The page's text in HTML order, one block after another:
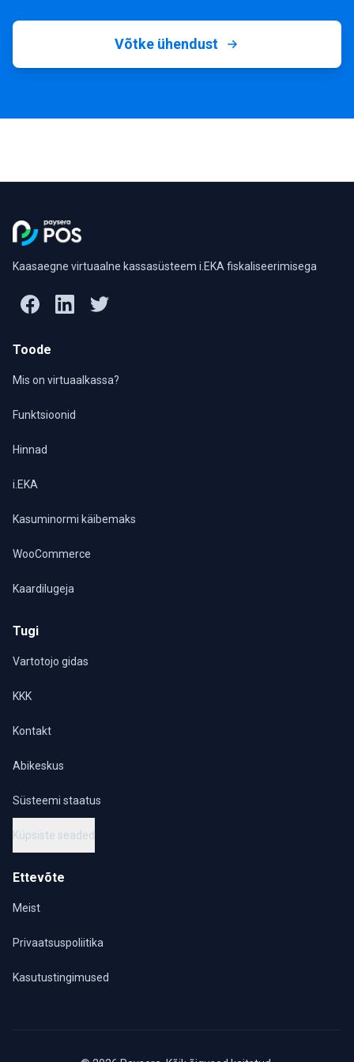
Võtke ühendust
Kaasaegne virtuaalne kassasüsteem i.EKA fiskaliseerimisega
Toode
Mis on virtuaalkassa?
Funktsioonid
Hinnad
i.EKA
Kasuminormi käibemaks
WooCommerce
Kaardilugeja
Tugi
Vartotojo gidas
KKK
Kontakt
Abikeskus
Süsteemi staatus
Küpsiste seaded
Ettevõte
Meist
Privaatsuspoliitika
Kasutustingimused